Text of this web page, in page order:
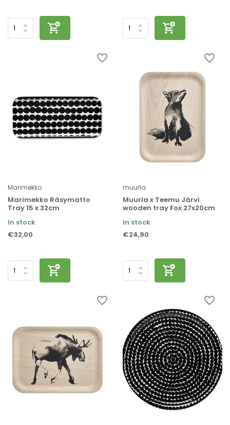
Marimekko
Marimekko Räsymatto
Tray 15 x 32cm
In stock
€32,00
muurla
Muurla x Teemu Järvi
wooden tray Fox 27x20cm
In stock
€24,90